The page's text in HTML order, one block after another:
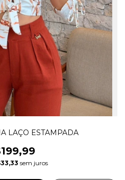
LAÇO ESTAMPADA
sem juros